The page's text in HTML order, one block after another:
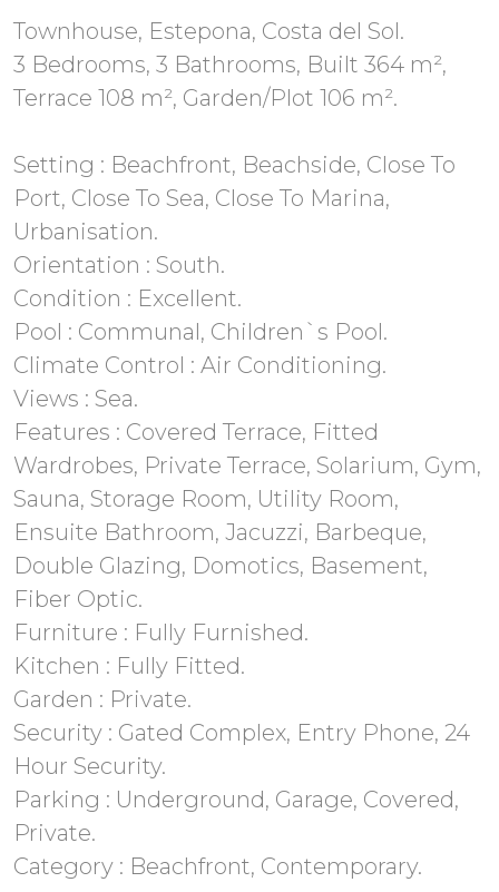
Townhouse, Estepona, Costa del Sol.
3 Bedrooms, 3 Bathrooms, Built 364 m²,
Terrace 108 m², Garden/Plot 106 m².
Setting : Beachfront, Beachside, Close To
Port, Close To Sea, Close To Marina,
Urbanisation.
Orientation : South.
Condition : Excellent.
Pool : Communal, Children`s Pool.
Climate Control : Air Conditioning.
Views : Sea.
Features : Covered Terrace, Fitted
Wardrobes, Private Terrace, Solarium, Gym,
Sauna, Storage Room, Utility Room,
Ensuite Bathroom, Jacuzzi, Barbeque,
Double ‌Glazing, ‌Domotics, ‌Basement,
‌Fiber Optic.
Furniture ‌: Fully Furnished.
Kitchen : ‌Fully ‌Fitted.
Garden ‌: Private.
Security ‌: ‌Gated Complex, Entry Phone, 24
Hour ‌Security.
Parking : Underground, ‌Garage, ‌Covered,
‌Private.